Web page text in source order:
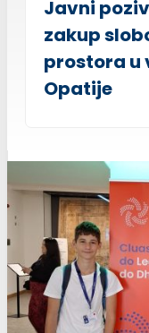
Javni
zakup
prostora u
Opatije